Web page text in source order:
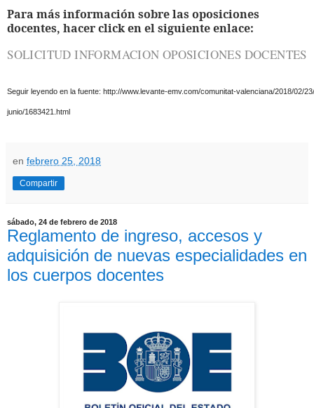
Para más información sobre las oposiciones
docentes, hacer click en el siguiente enlace:
SOLICITUD INFORMACION OPOSICIONES DOCENTES
Seguir leyendo en la fuente: http://www.levante-emv.com/comunitat-valenciana/2018/02/
junio/1683421.html
en febrero 25, 2018
Compartir
sábado, 24 de febrero de 2018
Reglamento de ingreso, accesos y
adquisición de nuevas especialidades en
los cuerpos docentes